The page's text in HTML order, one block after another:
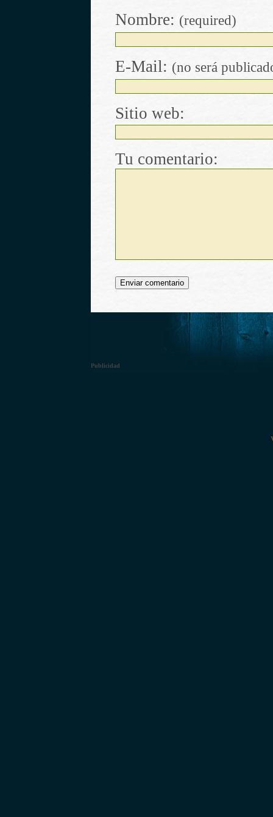
Nombre: (required)
E-Mail: (no será
Sitio web:
Tu comentario:
Publicidad